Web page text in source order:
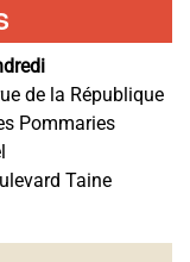
de la République
Pommaries
Taine